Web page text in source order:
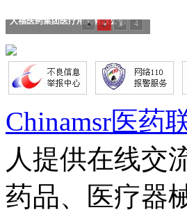
人福医药集团医疗用品有限公司
1 2 3 4
Chinamsr医药
人提供在线交
药品、医疗器